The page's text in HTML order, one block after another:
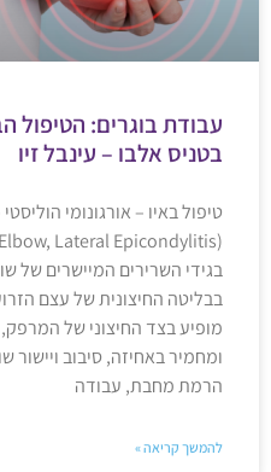
עבודת בוגרים: הטיפול
בטניס אלבו – עינבל זיו
טיפול באיו – אורגונומי
בגידי השרירים המיישרים של
מופיע בצד החיצוני של
ומחמיר באחיזה, סיבוב
הרמת מחבת, עבודה
להמשך קריאה »